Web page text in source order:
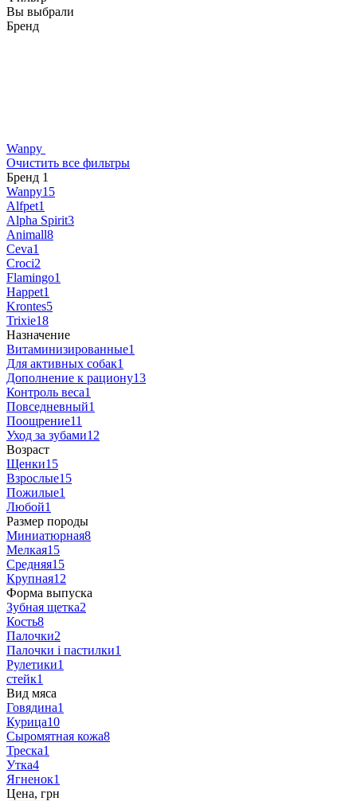
Вы выбрали
Бренд
Wanpy
Очистить все фильтры
Бренд 1
Wanpy15
Alfpet1
Alpha Spirit3
Animall8
Ceva1
Croci2
Flamingo1
Happet1
Krontes5
Trixie18
Назначение
Витаминизированные1
Для активных собак1
Дополнение к рациону13
Контроль веса1
Повседневный1
Поощрение11
Уход за зубами12
Возраст
Щенки15
Взрослые15
Пожилые1
Любой1
Размер породы
Миниатюрная8
Мелкая15
Средняя15
Крупная12
Форма выпуска
Зубная щетка2
Кость8
Палочки2
Палочки і пастилки1
Рулетики1
стейк1
Вид мяса
Говядина1
Курица10
Сыромятная кожа8
Треска1
Утка4
Ягненок1
Цена, грн